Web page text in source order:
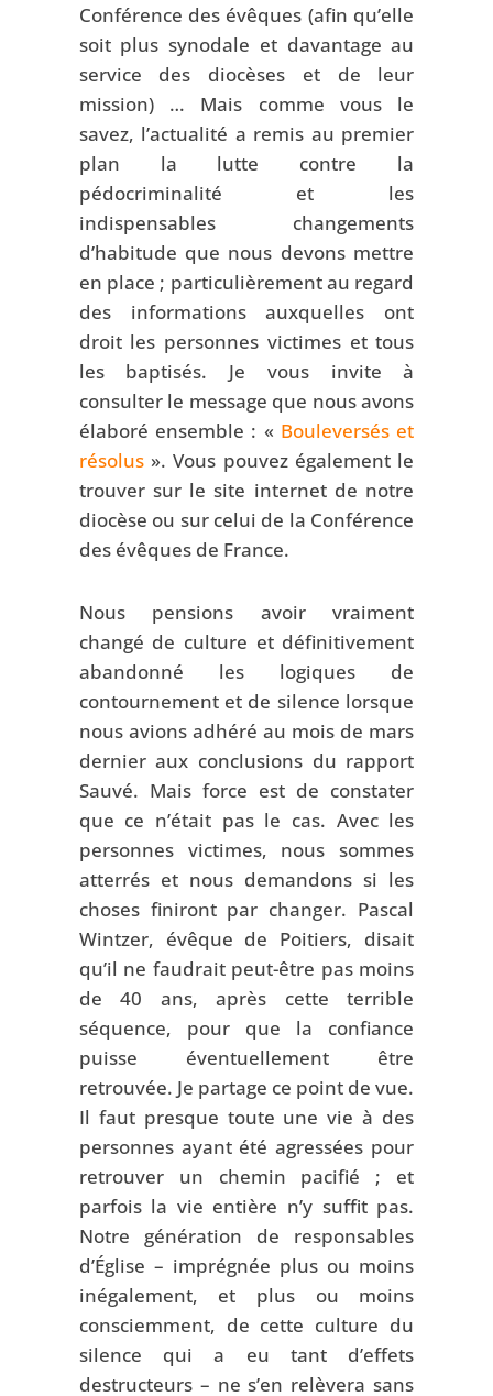
Conférence des évêques (afin qu’elle
soit plus synodale et davantage au
service des diocèses et de leur
mission) … Mais comme vous le
savez, l’actualité a remis au premier
plan la lutte contre la
pédocriminalité et les
indispensables changements
d’habitude que nous devons mettre
en place ; particulièrement au regard
des informations auxquelles ont
droit les personnes victimes et tous
les baptisés. Je vous invite à
consulter le message que nous avons
élaboré ensemble : « Bouleversés et
résolus». Vous pouvez également le
trouver sur le site internet de notre
diocèse ou sur celui de la Conférence
des évêques de France.
Nous pensions avoir vraiment
changé de culture et définitivement
abandonné les logiques de
contournement et de silence lorsque
nous avions adhéré au mois de mars
dernier aux conclusions du rapport
Sauvé. Mais force est de constater
que ce n’était pas le cas. Avec les
personnes victimes, nous sommes
atterrés et nous demandons si les
choses finiront par changer. Pascal
Wintzer, évêque de Poitiers, disait
qu’il ne faudrait peut-être pas moins
de 40 ans, après cette terrible
séquence, pour que la confiance
puisse éventuellement être
retrouvée. Je partage ce point de vue.
Il faut presque toute une vie à des
personnes ayant été agressées pour
retrouver un chemin pacifié ; et
parfois la vie entière n’y suffit pas.
Notre génération de responsables
d’Église – imprégnée plus ou moins
inégalement, et plus ou moins
consciemment, de cette culture du
silence qui a eu tant d’effets
destructeurs – ne s’en relèvera sans